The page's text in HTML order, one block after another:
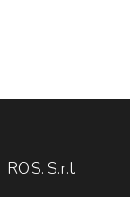
RO.S. S.r.l.